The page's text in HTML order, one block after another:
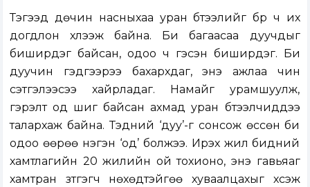
Тэгээд дөчин насныхаа уран бүтээлийг бүр ч их
догдлон хүлээж байна. Би багаасаа дуучдыг
биширдэг байсан, одоо ч гэсэн биширдэг. Би
дуучин гэдгээрээ бахархдаг, энэ ажлаа чин
сэтгэлээсээ хайрладаг. Намайг урамшуулж,
гэрэлт од шиг байсан ахмад уран бүтээлчиддээ
талархаж байна. Тэдний ‘дуу’-г сонсож өссөн би
одоо өөрөө нэгэн ‘од’ болжээ. Ирэх жил бидний
хамтлагийн 20 жилийн ой тохионо, энэ гавьяаг
хамтран зүтгэгч нөхөдтэйгөө хуваалцахыг хүсэж